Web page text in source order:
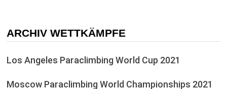
ARCHIV WETTKÄMPFE
Los Angeles Paraclimbing World Cup 2021
Moscow Paraclimbing World Championships 2021